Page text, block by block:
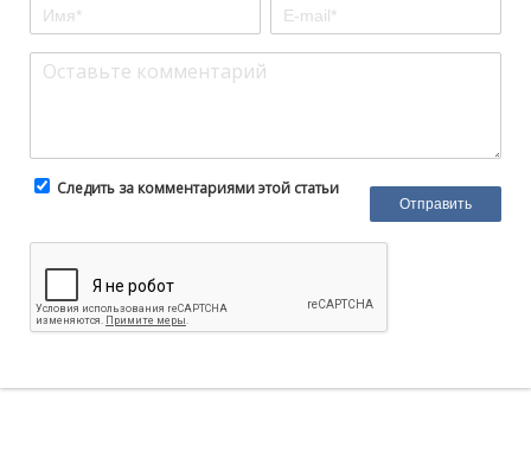
Следить за комментариями этой статьи